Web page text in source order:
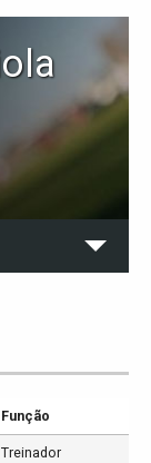
Função
Treinador